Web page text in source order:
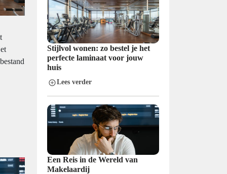
Stijlvol wonen: zo bestel je het
perfecte laminaat voor jouw
huis
Lees verder
Een Reis in de Wereld van
Makelaardij